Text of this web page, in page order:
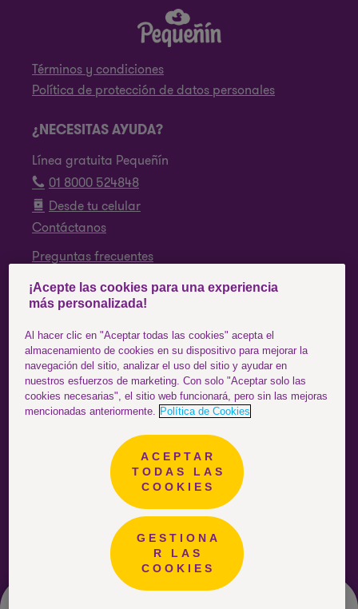
Términos y condiciones
Política de protección de datos personales
¿NECESITAS AYUDA?
Línea gratuita Pequeñín
01 8000 524848
Desde tu celular
Contáctanos
Preguntas frecuentes
SÍGUENOS
Facebook
Instagram
YouTube
ESTÁS EN EL SITIO DE: Colombia
¡Acepte las cookies para una experiencia
más personalizada!
Al hacer clic en "Aceptar todas las cookies" acepta el
almacenamiento de cookies en su dispositivo para mejorar la
navegación del sitio, analizar el uso del sitio y ayudar en
nuestros esfuerzos de marketing. Con solo "Aceptar solo las
cookies necesarias", el sitio web funcionará, pero sin las mejoras
mencionadas anteriormente.
Política de Cookies
ACEPTAR
TODAS LAS
COOKIES
GESTIONA
R LAS
COOKIES